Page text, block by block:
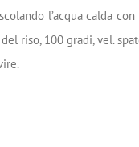
l’acqua calda
riso, 100 gradi, vel.